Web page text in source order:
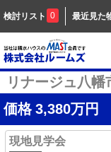
検討リスト 0 最近見た
リナージュ八
価格 3,380万円
現地見学会